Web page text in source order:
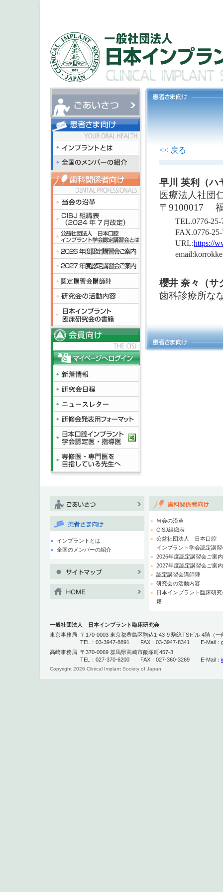
<< 戻る
早川 英利（ハ
医療法人社団
〒9100017
TEL.0776-25-
FAX.0776-
URL:https://
櫻井 奈々（サ
歯科診療所な
インプラントとは
全国のメンバーの紹介
当会の沿革
CISJ組織表
公益社団法人 日本口腔
インプラント学会認定講
2026年度認定講習会ご案内
2027年度認定講習会ご案内
認定講習会講師陣
研究会の活動内容
日本インプラント臨床研
籍
一般社団法人 日本インプラント臨床研究会
東京事務局 〒170-0003 東京都豊島区駒込1-43-9 駒込TSビル 4階（
TEL：03-3947-8891 FAX：03-3947-8341 E-Mail：
高崎事務局 〒370-0069 群馬県高崎市飯塚町457-3
TEL：027-370-6200 FAX：027-360-3269 E-Mail：
Copyright 2026 Clinical Implant Society of Japan.